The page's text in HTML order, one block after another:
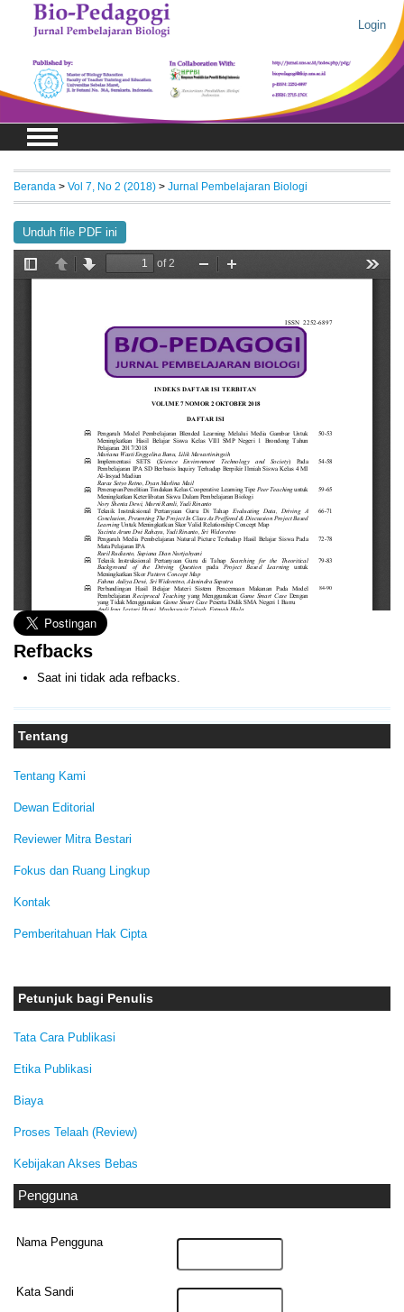
Login
Tentang
Tentang Kami
Dewan Editorial
Reviewer Mitra Bestari
Fokus dan Ruang Lingkup
Kontak
Pemberitahuan Hak Cipta
Petunjuk bagi Penulis
Tata Cara Publikasi
Etika Publikasi
Biaya
Proses Telaah (Review)
Kebijakan Akses Bebas
Pengguna
Nama Pengguna
Kata Sandi
Beranda > Vol 7, No 2 (2018) > Jurnal Pembelajaran Biologi
Unduh file PDF ini
Refbacks
Saat ini tidak ada refbacks.